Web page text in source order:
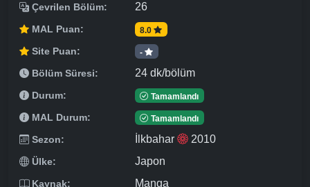
Çevrilen Bölüm: 26
MAL Puan: 8.0
Site Puan: -
Bölüm Süresi: 24 dk/bölüm
Durum: Tamamlandı
MAL Durum: Tamamlandı
Sezon: İlkbahar 2010
Ülke: Japon
Kaynak: Manga